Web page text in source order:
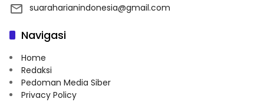
suaraharianindonesia@gmail.com
Navigasi
Home
Redaksi
Pedoman Media Siber
Privacy Policy